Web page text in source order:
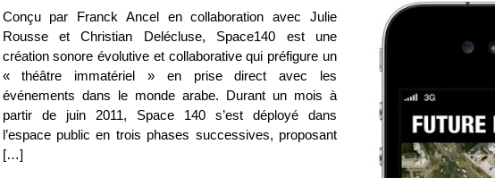
Conçu par Franck Ancel en collaboration avec Julie
Rousse et Christian Delécluse, Space140 est une
création sonore évolutive et collaborative qui préfigure un
« théâtre immatériel » en prise direct avec les
événements dans le monde arabe. Durant un mois à
partir de juin 2011, Space 140 s’est déployé dans
l’espace public en trois phases successives, proposant
[…]